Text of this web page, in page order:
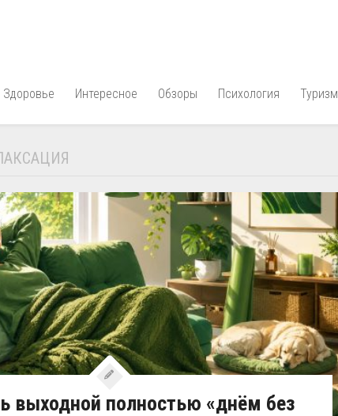
Здоровье Интересное Обзоры Психология Туризм
выходной полностью «днём без